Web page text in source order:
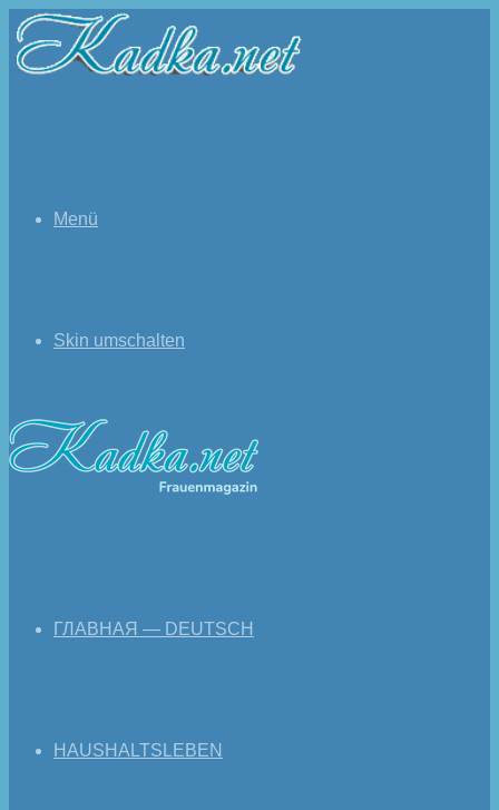
Menü
Skin umschalten
ГЛАВНАЯ — DEUTSCH
HAUSHALTSLEBEN